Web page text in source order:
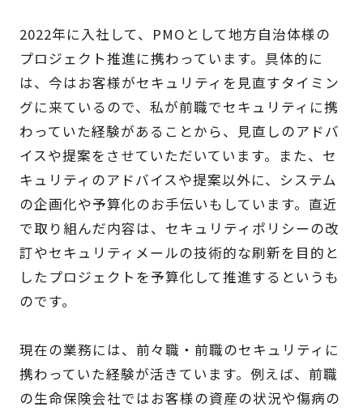
2022年に入社して、PMOとして地方自治体様の
プロジェクト推進に携わっています。具体的に
は、今はお客様がセキュリティを見直すタイミン
グに来ているので、私が前職でセキュリティに携
わっていた経験があることから、見直しのアドバ
イスや提案をさせていただいています。また、セ
キュリティのアドバイスや提案以外に、システム
の企画化や予算化のお手伝いもしています。直近
で取り組んだ内容は、セキュリティポリシーの改
訂やセキュリティメールの技術的な刷新を目的と
したプロジェクトを予算化して推進するというも
のです。
現在の業務には、前々職・前職のセキュリティに
携わっていた経験が活きています。例えば、前職
の生命保険会社ではお客様の資産の状況や傷病の